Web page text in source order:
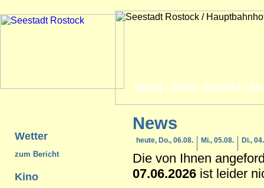
NEWS JOBS EVENTS
Wetter
zum Bericht
Kino
News
heute, Do., 06.08. Mi., 05.08. Di.,
Die von Ihnen
07.06.2026 ist leider